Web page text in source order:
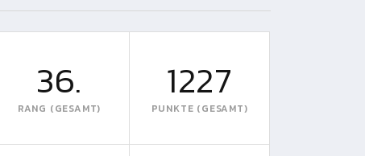
36.
RANG (GESAMT)
1227
PUNKTE (GESAMT)